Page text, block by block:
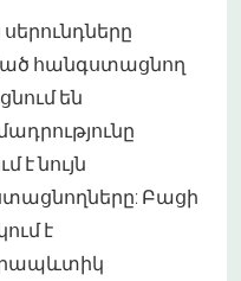
հանգստացնող
են
է նույն
Բացի
է